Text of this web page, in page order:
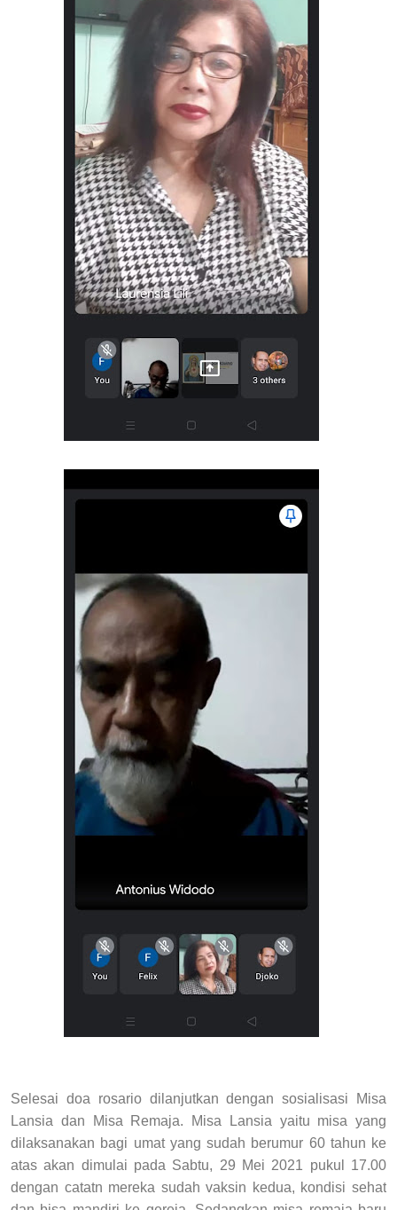
Selesai doa rosario dilanjutkan dengan sosialisasi Misa
Lansia dan Misa Remaja. Misa Lansia yaitu misa yang
dilaksanakan bagi umat yang sudah berumur 60 tahun ke
atas akan dimulai pada Sabtu, 29 Mei 2021 pukul 17.00
dengan catatn mereka sudah vaksin kedua, kondisi sehat